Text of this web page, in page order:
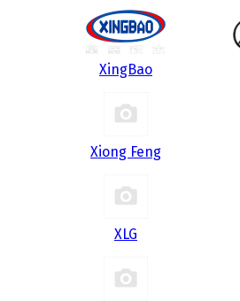
XingBao
Xiong Feng
XLG